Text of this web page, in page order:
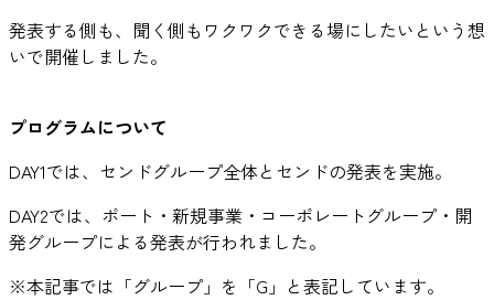
発表する側も、聞く側もワクワクできる場にしたいという想
いで開催しました。
プログラムについて
DAY1では、センドグループ全体とセンドの発表を実施。
DAY2では、ポート・新規事業・コーポレートグループ・開
発グループによる発表が行われました。
※本記事では「グループ」を「G」と表記しています。